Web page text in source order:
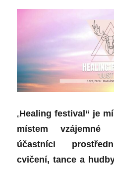
„Healing festival“ je
místem
účastníci
cvičení, tance a